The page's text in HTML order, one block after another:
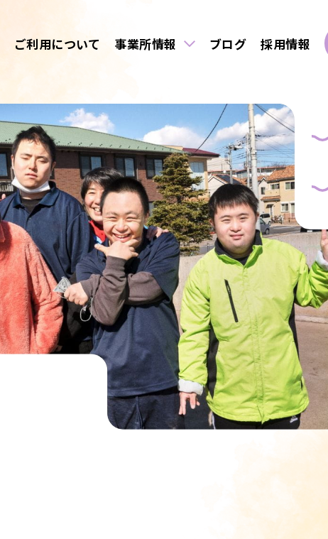
ご利用について 事業所情報 ブログ 採用情報